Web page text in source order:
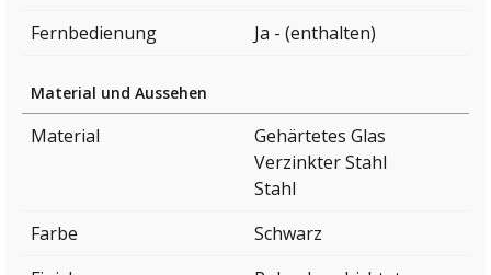
Fernbedienung
Ja - (enthalten)
Material und Aussehen
Material
Gehärtetes Glas
Verzinkter Stahl
Stahl
Farbe
Schwarz